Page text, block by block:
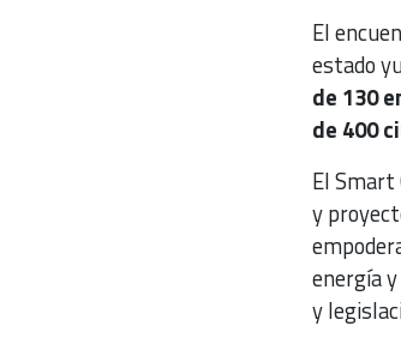
El
estado
de 130
de 400
El Smart
y
energía
y